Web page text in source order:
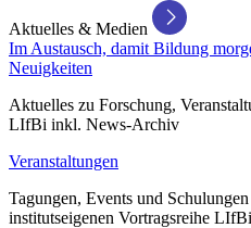
Aktuelles & Medien
Im Austausch, damit Bildung
Neuigkeiten
Aktuelles zu Forschung,
LIfBi inkl. News-Archiv
Veranstaltungen
Tagungen, Events und
institutseigenen Vortragsreihe